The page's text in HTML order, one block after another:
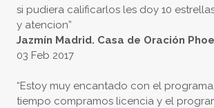
si pudiera calificarlos les doy 10
y atencion”
Jazmín Madrid. Casa de Oración
03 Feb 2017
“Estoy muy encantado con el
tiempo compramos licencia y el